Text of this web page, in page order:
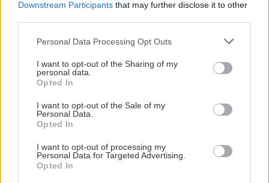
Downstream Participants that may further disclose it to other
Please note that this website/app uses one or more Google
not limited to your visit or usage behaviour. You may click to
grant or deny consent to Google and its third-party tags to
use your data for below specified purposes in below Google
consent section.
Personal Data Processing Opt Outs
I want to opt-out of the Sharing of my
personal data.
Opted In
I want to opt-out of the Sale of my
Personal Data.
Opted In
I want to opt-out of processing my
Personal Data for Targeted Advertising.
Opted In
NAJČÍTANEJŠIE
TÝŽDEŇ
výbere stavebného materiálu jasno
vysaďte na miesta, na ktoré slnko svieti celý
deň